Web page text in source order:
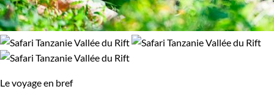
Le voyage en bref